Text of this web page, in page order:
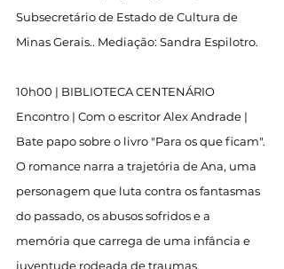
Subsecretário de Estado de Cultura de
Minas Gerais.. Mediação: Sandra Espilotro.
10h00 | BIBLIOTECA CENTENÁRIO
Encontro | Com o escritor Alex Andrade |
Bate papo sobre o livro "Para os que ficam".
O romance narra a trajetória de Ana, uma
personagem que luta contra os fantasmas
do passado, os abusos sofridos e a
memória que carrega de uma infância e
juventude rodeada de traumas,